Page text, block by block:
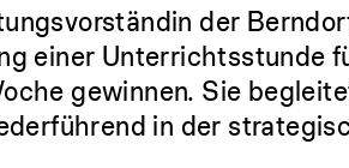
der
einer Unterrichtsstunde
gewinnen. Sie
in der